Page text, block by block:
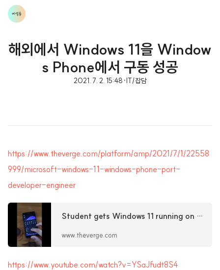
해외에서 Windows 11을 Window
s Phone에서 구동 성공
2021. 7. 2. 15:48 ·IT/잡담
https://www.theverge.com/platform/amp/2021/7/1/22558
999/microsoft-windows-11-windows-phone-port-
developer-engineer
Student gets Windows 11 running on a Windows Phone
www.theverge.com
https://www.youtube.com/watch?v=YSaJfudt8S4